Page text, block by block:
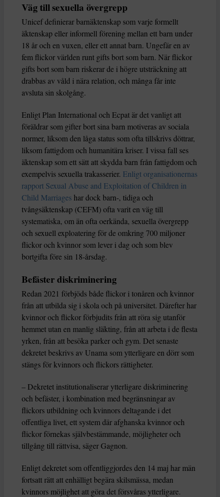
Väg till sexuella övergrepp
Unicef definierar barnäktenskap som varje formellt
äktenskap eller informell förening mellan ett barn under
18 år och en vuxen, eller ett annat barn. Ungefär en av
fem flickor världen runt gifts bort som barn. När flickor
gifts bort som barn riskerar de i högre utsträckning att
drabbas av våld i nära relation, och många får inte
avsluta sin skolgång.
Enligt Plan International och Ecpat är det vanligt att
föräldrar som gifter bort sina barn motiveras av sociala
normer, liksom den låga status som ofta tillskrivs döttrar,
liksom fattigdom och humanitära kriser. I vissa fall ses
äktenskap som ett sätt att skydda barn från fattigdom och
exempelvis sexuella trakasserier. Enligt organisationernas
rapport Sexual Abuse and Exploitation of Children in
Child Marriages har dock barn-, tidiga och
tvångsäktenskap (CEFM) ofta varit en väg till
systematiska, om än ofta oerkända, sexuella övergrepp
och sexuell exploatering för de omkring 700 miljoner
flickor och kvinnor som lever i dag och som blev
bortgifta före sin 18-årsdag.
Befäster diskriminering
Redan 2021 förbjöds både flickor i tonåren och kvinnor
från att utbilda sig i skola och på universitet. Därefter har
kvinnor och flickor förbjudits från att röra sig utanför
hemmet utan en manlig släkting, från att arbeta i de flesta
yrken, från att besöka parker och gym. Det senaste
dekretet beskrivs av Unama som ytterligare en dörr som
stängs för kvinnors och flickors rättigheter.
– Dekretet institutionaliserar ytterligare diskriminering
och befäster, i kombination med begränsningar av
flickors utbildning och kvinnors deltagande i det
offentliga livet, ett system där afghanska kvinnor och
flickor förnekas självbestämmande, möjligheter och
tillgång till rättvisa, säger Gagnon.
Enligt dekretet som offentliggjordes den 14 maj har män
fortsatt rätt att enhälligt begära skilsmässa, medan
kvinnors möjlighet att göra det försvåras ytterligare.